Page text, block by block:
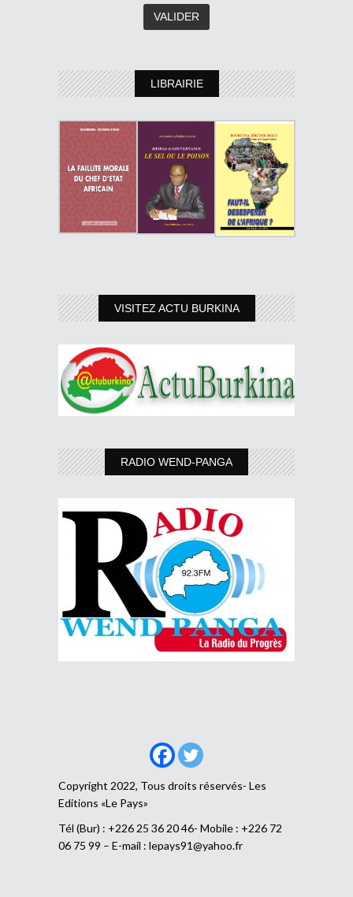
LIBRAIRIE
VISITEZ ACTU BURKINA
RADIO WEND-PANGA
Copyright 2022, Tous droits réservés- Les
Editions «Le Pays»
Tél (Bur) : +226 25 36 20 46- Mobile : +226 72
06 75 99 – E-mail : lepays91@yahoo.fr